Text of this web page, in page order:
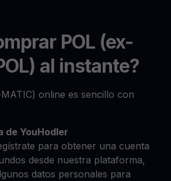
POL (ex-
al instante?
online es sencillo con
de YouHodler
para obtener una cuenta
desde nuestra plataforma,
datos personales para